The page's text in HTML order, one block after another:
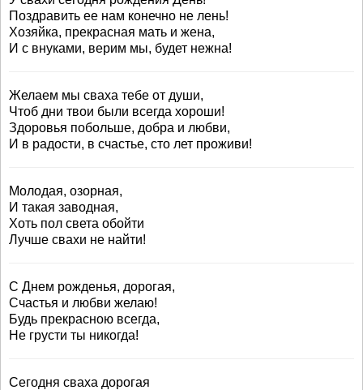
Поздравить ее нам конечно не лень!
Хозяйка, прекрасная мать и жена,
И с внуками, верим мы, будет нежна!
Желаем мы сваха тебе от души,
Чтоб дни твои были всегда хороши!
Здоровья побольше, добра и любви,
И в радости, в счастье, сто лет проживи!
Молодая, озорная,
И такая заводная,
Хоть пол света обойти
Лучше свахи не найти!
С Днем рожденья, дорогая,
Счастья и любви желаю!
Будь прекрасною всегда,
Не грусти ты никогда!
Сегодня сваха дорогая